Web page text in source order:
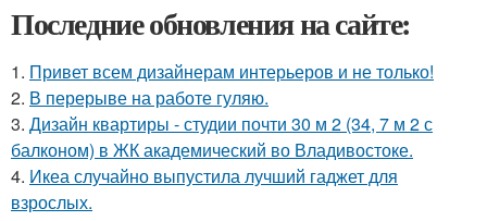
Последние обновления на сайте:
1. Привет всем дизайнерам интерьеров и не только!
2. В перерыве на работе гуляю.
3. Дизайн квартиры - студии почти 30 м 2 (34, 7 м 2 с
балконом) в ЖК академический во Владивостоке.
4. Икеа случайно выпустила лучший гаджет для
взрослых.